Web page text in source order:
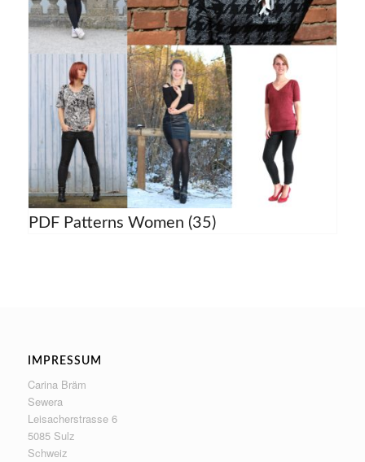
PDF Patterns Women (35)
IMPRESSUM
Carina Bräm
Sewera
Leisacherstrasse 6
5085 Sulz
Schweiz